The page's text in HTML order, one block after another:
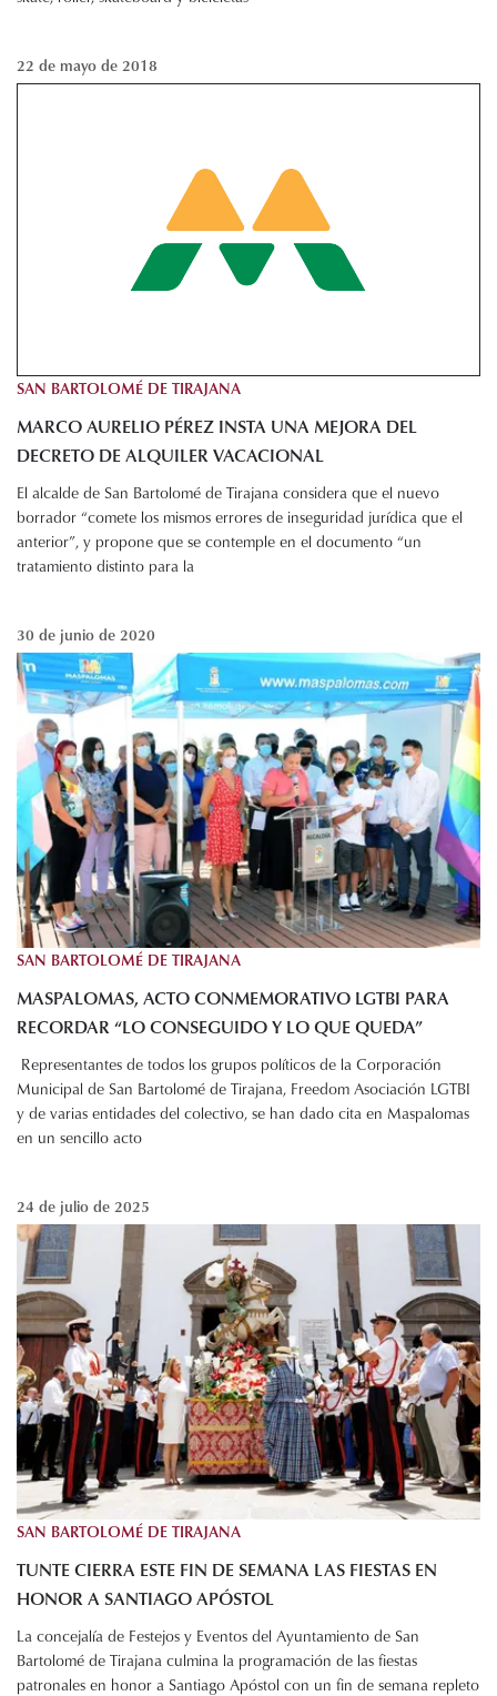
22 de mayo de 2018
SAN BARTOLOMÉ DE TIRAJANA
MARCO AURELIO PÉREZ INSTA UNA MEJORA DEL
DECRETO DE ALQUILER VACACIONAL
El alcalde de San Bartolomé de Tirajana considera que el nuevo
borrador “comete los mismos errores de inseguridad jurídica que el
anterior”, y propone que se contemple en el documento “un
tratamiento distinto para la
30 de junio de 2020
SAN BARTOLOMÉ DE TIRAJANA
MASPALOMAS, ACTO CONMEMORATIVO LGTBI PARA
RECORDAR “LO CONSEGUIDO Y LO QUE QUEDA”
Representantes de todos los grupos políticos de la Corporación
Municipal de San Bartolomé de Tirajana, Freedom Asociación LGTBI
y de varias entidades del colectivo, se han dado cita en Maspalomas
en un sencillo acto
24 de julio de 2025
SAN BARTOLOMÉ DE TIRAJANA
TUNTE CIERRA ESTE FIN DE SEMANA LAS FIESTAS EN
HONOR A SANTIAGO APÓSTOL
La concejalía de Festejos y Eventos del Ayuntamiento de San
Bartolomé de Tirajana culmina la programación de las fiestas
patronales en honor a Santiago Apóstol con un fin de semana repleto